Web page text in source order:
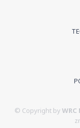
© Copyright by WRC